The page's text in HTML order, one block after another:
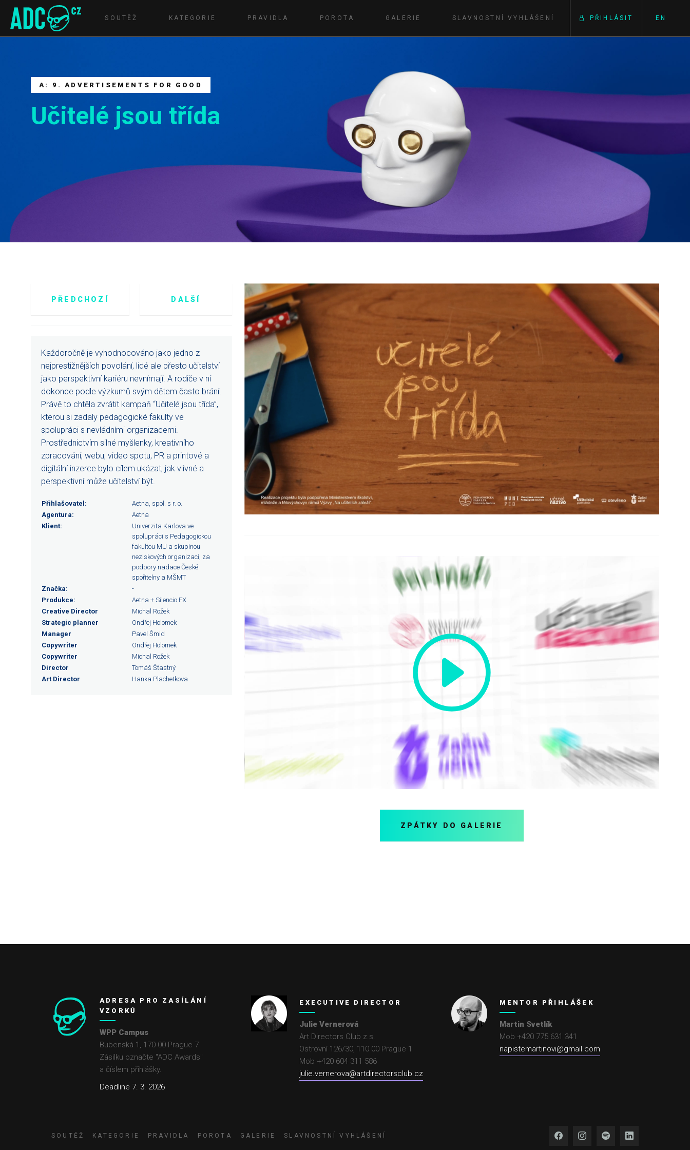
SOUTĚŽ KATEGORIE PRAVIDLA POROTA GALERIE SLAVNOSTNÍ VYHLÁŠENÍ PŘIHLÁSIT EN
A: 9. ADVERTISEMENTS FOR GOOD
Učitelé jsou třída
PŘEDCHOZÍ DALŠÍ
Každoročně je vyhodnocováno jako jedno z
nejprestižnějších povolání, lidé ale přesto učitelství
jako perspektivní kariéru nevnímají. A rodiče v ní
dokonce podle výzkumů svým dětem často brání.
Právě to chtěla zvrátit kampaň “Učitelé jsou třída”,
kterou si zadaly pedagogické fakulty ve
spolupráci s nevládními organizacemi.
Prostřednictvím silné myšlenky, kreativního
zpracování, webu, video spotu, PR a printové a
digitální inzerce bylo cílem ukázat, jak vlivné a
perspektivní může učitelství být.
Přihlašovatel:
Aetna, spol. s r. o.
Agentura:
Aetna
Klient:
Univerzita Karlova ve
spolupráci s Pedagogickou
fakultou MU a skupinou
neziskových organizací, za
podpory nadace České
spořitelny a MŠMT
Značka:
-
Produkce:
Aetna + Silencio FX
Creative Director
Michal Rožek
Strategic planner
Ondřej Holomek
Manager
Pavel Šmid
Copywriter
Ondřej Holomek
Copywriter
Michal Rožek
Director
Tomáš Šťastný
Art Director
Hanka Plachetkova
ZPÁTKY DO GALERIE
ADRESA PRO ZASÍLÁNÍ
VZORKŮ
WPP Campus
Bubenská 1, 170 00 Prague 7
Zásilku označte "ADC Awards"
a číslem přihlášky.
Deadline 7. 3. 2026
EXECUTIVE DIRECTOR
Julie Vernerová
Art Directors Club z.s.
Ostrovní 126/30, 110 00 Prague 1
Mob +420 604 311 586
julie.vernerova@artdirectorsclub.cz
MENTOR PŘIHLÁŠEK
Martin Svetlík
Mob +420 775 631 341
napistemartinovi@gmail.com
SOUTĚŽ KATEGORIE PRAVIDLA POROTA GALERIE SLAVNOSTNÍ VYHLÁŠENÍ